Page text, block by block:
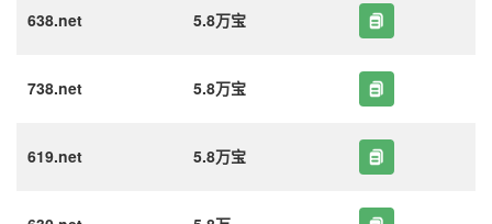
638.net 5.8万宝
738.net 5.8万宝
619.net 5.8万宝